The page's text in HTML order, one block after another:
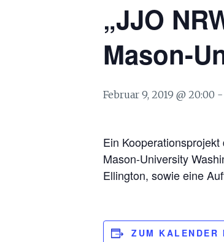
„JJO
Mason-
Februar 9, 2019 @ 20:00 -
Ein
Mason-University
Ellington, sowie eine
ZUM KALENDER